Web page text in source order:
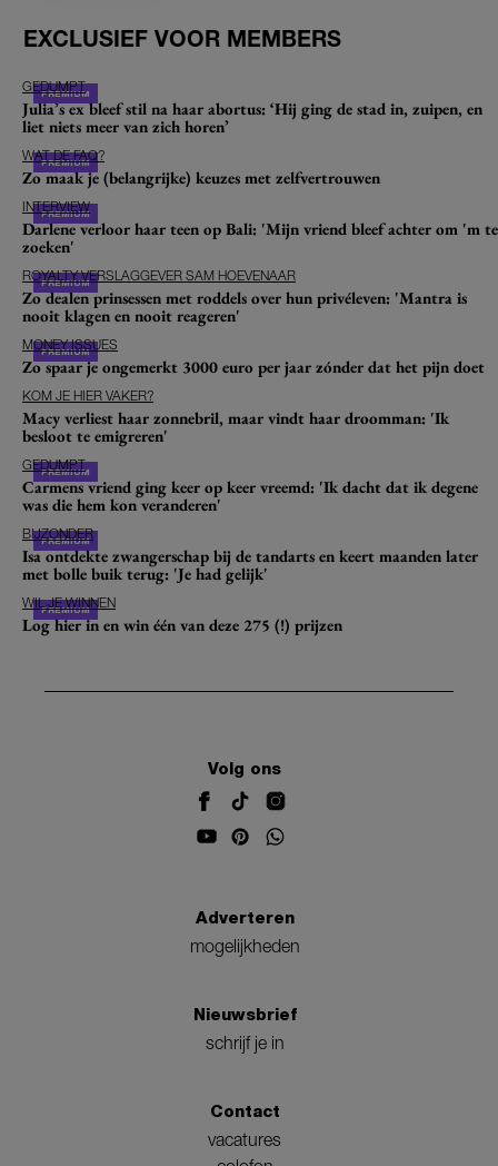
EXCLUSIEF VOOR MEMBERS
GEDUMPT
Julia’s ex bleef stil na haar abortus: ‘Hij ging de stad in, zuipen, en
liet niets meer van zich horen’
WAT DE FAQ?
Zo maak je (belangrijke) keuzes met zelfvertrouwen
INTERVIEW
Darlene verloor haar teen op Bali: 'Mijn vriend bleef achter om 'm te
zoeken'
ROYALTY VERSLAGGEVER SAM HOEVENAAR
Zo dealen prinsessen met roddels over hun privéleven: 'Mantra is
nooit klagen en nooit reageren'
MONEY ISSUES
Zo spaar je ongemerkt 3000 euro per jaar zónder dat het pijn doet
KOM JE HIER VAKER?
Macy verliest haar zonnebril, maar vindt haar droomman: 'Ik
besloot te emigreren'
GEDUMPT
Carmens vriend ging keer op keer vreemd: 'Ik dacht dat ik degene
was die hem kon veranderen'
BIJZONDER
Isa ontdekte zwangerschap bij de tandarts en keert maanden later
met bolle buik terug: 'Je had gelijk'
WIL JE WINNEN
Log hier in en win één van deze 275 (!) prijzen
Volg ons
Adverteren
mogelijkheden
Nieuwsbrief
schrijf je in
Contact
vacatures